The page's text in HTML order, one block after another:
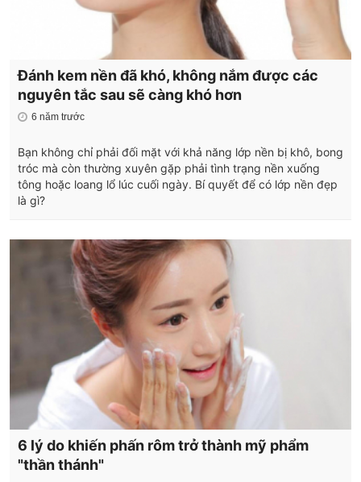
Đánh kem nền đã khó, không nắm được các
nguyên tắc sau sẽ càng khó hơn
6 năm trước
Bạn không chỉ phải đối mặt với khả năng lớp nền bị khô, bong
tróc mà còn thường xuyên gặp phải tình trạng nền xuống
tông hoặc loang lổ lúc cuối ngày. Bí quyết để có lớp nền đẹp
là gì?
6 lý do khiến phấn rôm trở thành mỹ phẩm
"thần thánh"